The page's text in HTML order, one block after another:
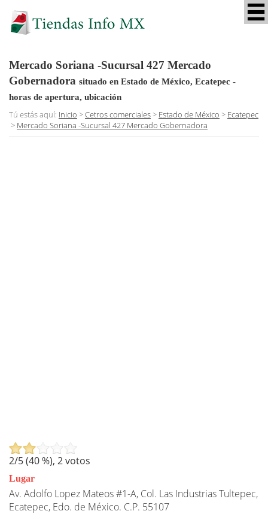
Mercado Soriana -Sucursal 427 Mercado
Gobernadora situado en Estado de México, Ecatepec -
horas de apertura, ubicación
Tú estás aquí: Inicio >Cetros comerciales> Estado de México > Ecatepec
> Mercado Soriana -Sucursal 427 Mercado Gobernadora
2/5 (40%), 2votos
Lugar
Av. Adolfo Lopez Mateos #1-A, Col. Las Industrias Tultepec,
Ecatepec, Edo. de México. C.P. 55107